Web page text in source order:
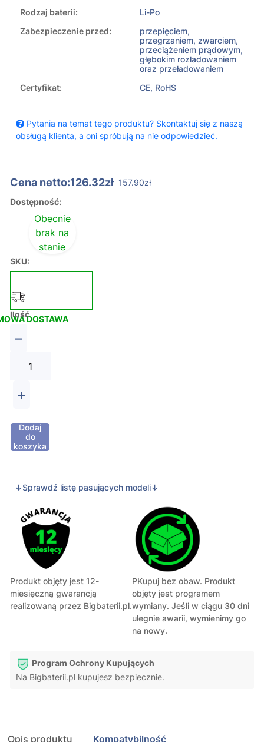
Rodzaj baterii:
Li-Po
Zabezpieczenie przed:
przepięciem,
przegrzaniem, zwarciem,
przeciążeniem prądowym,
głębokim rozładowaniem
oraz przeładowaniem
Certyfikat:
CE, RoHS
Pytania na temat tego produktu? Skontaktuj się z naszą
obsługą klienta, a oni spróbują na nie odpowiedzieć.
Cena netto:126.32zł 157.90zł
Dostępność:
Obecnie
brak na
stanie
SKU:
DOSTAWA
Ilość
−
+
Dodaj
do
koszyka
↓Sprawdź listę pasujących modeli↓
Produkt objęty jest 12-
miesięczną gwarancją
realizowaną przez Bigbaterii.pl.
PKupuj bez obaw. Produkt
objęty jest programem
wymiany. Jeśli w ciągu 30 dni
ulegnie awarii, wymienimy go
na nowy.
Program Ochrony Kupujących
Na Bigbaterii.pl kupujesz bezpiecznie.
Opis produktu Kompatybilność